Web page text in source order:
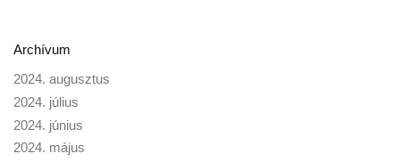
Archívum
2024. augusztus
2024. július
2024. június
2024. május